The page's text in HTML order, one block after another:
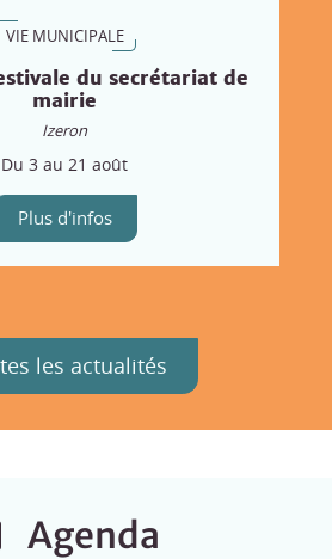
VIE MUNICIPALE
du secrétariat de
mairie
Izeron
Du 3 au 21 août
Plus d'infos
les actualités
Agenda